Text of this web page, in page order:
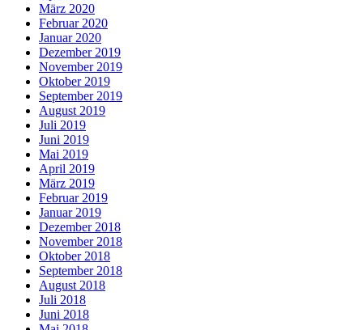
März 2020
Februar 2020
Januar 2020
Dezember 2019
November 2019
Oktober 2019
September 2019
August 2019
Juli 2019
Juni 2019
Mai 2019
April 2019
März 2019
Februar 2019
Januar 2019
Dezember 2018
November 2018
Oktober 2018
September 2018
August 2018
Juli 2018
Juni 2018